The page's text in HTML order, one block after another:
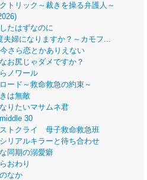
トリック～裁きを操る弁護人～
たはずなのに
夫婦になりますか？～カモフ...
さら恋とかありえない
お尻じゃダメですか？
ノワール
ード～救命救急の約束～
は無敵
りたいマサムネ君
30
トクライ 母子救命救急班
リアルキラーと待ち合わせ
同期の溺愛癖
おわり
なか